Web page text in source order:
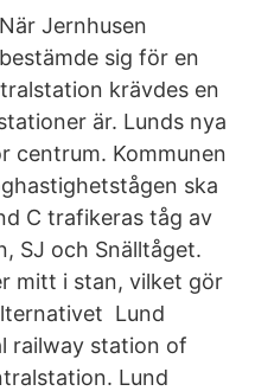
När Jernhusen
bestämde sig för en
krävdes en
är. Lunds nya
centrum. Kommunen
ska
C trafikeras tåg av
SJ och Snälltåget.
mitt i stan, vilket gör
Lund
railway station of
Lund